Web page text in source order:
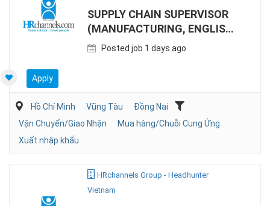
SUPPLY CHAIN SUPERVISOR
(MANUFACTURING, ENGLISH
& CHINESE)
Posted job 1 days ago
Apply
Hồ Chí Minh Vũng Tàu
Đồng Nai
Vận Chuyển/Giao Nhận
Mua hàng/Chuỗi Cung Ứng
Xuất nhập khẩu
HRchannels Group - Headhunter
Vietnam